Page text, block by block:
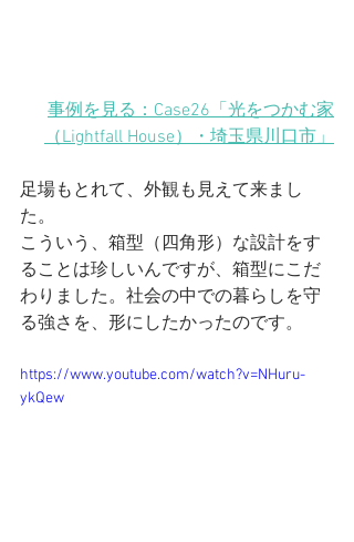
事例を見る：Case26「光をつかむ家
（Lightfall House）
・埼玉県川口市 」
足場もとれて、外観も見えて来まし
た。
こういう、箱型（四角形）な設計をす
ることは珍しいんですが、箱型にこだ
わりました。社会の中での暮らしを守
る強さを、形にしたかったのです。
https://www.youtube.com/watch?v=NHuru-
ykQew